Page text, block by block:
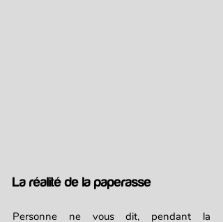
La réalité de la paperasse
Personne ne vous dit, pendant la